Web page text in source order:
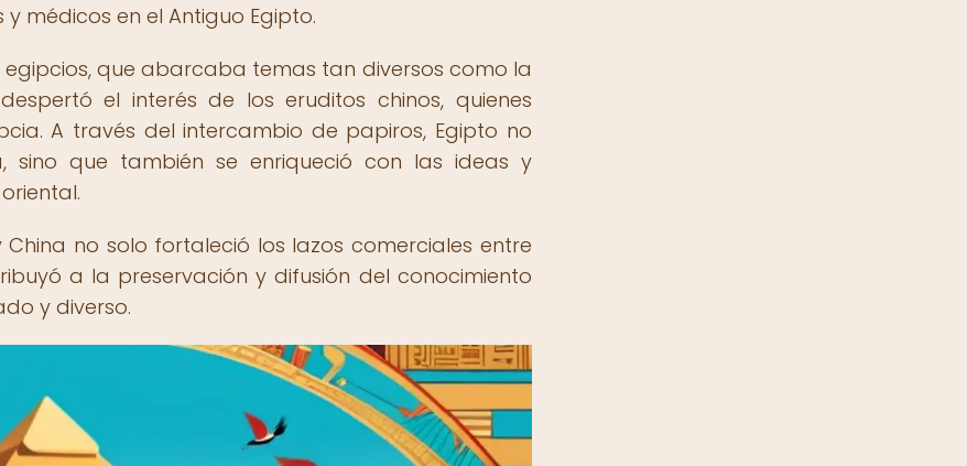
médicos en el Antiguo Egipto.
que abarcaba temas tan diversos como la
el interés de los eruditos chinos, quienes
A través del intercambio de papiros, Egipto no
sino que también se enriqueció con las ideas y
no solo fortaleció los lazos comerciales entre
a la preservación y difusión del conocimiento
y diverso.